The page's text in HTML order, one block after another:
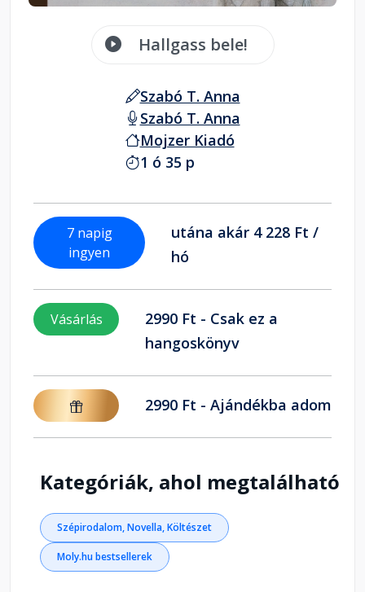
Hallgass bele!
Szabó T. Anna
Szabó T. Anna
Mojzer Kiadó
1 ó 35 p
7 napig
ingyen
utána akár 4 228 Ft /
hó
Vásárlás
2990 Ft - Csak ez a
hangoskönyv
2990 Ft - Ajándékba adom
Kategóriák, ahol megtalálható
Szépirodalom, Novella, Költészet
Moly.hu bestsellerek